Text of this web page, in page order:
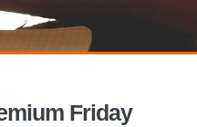
Friday